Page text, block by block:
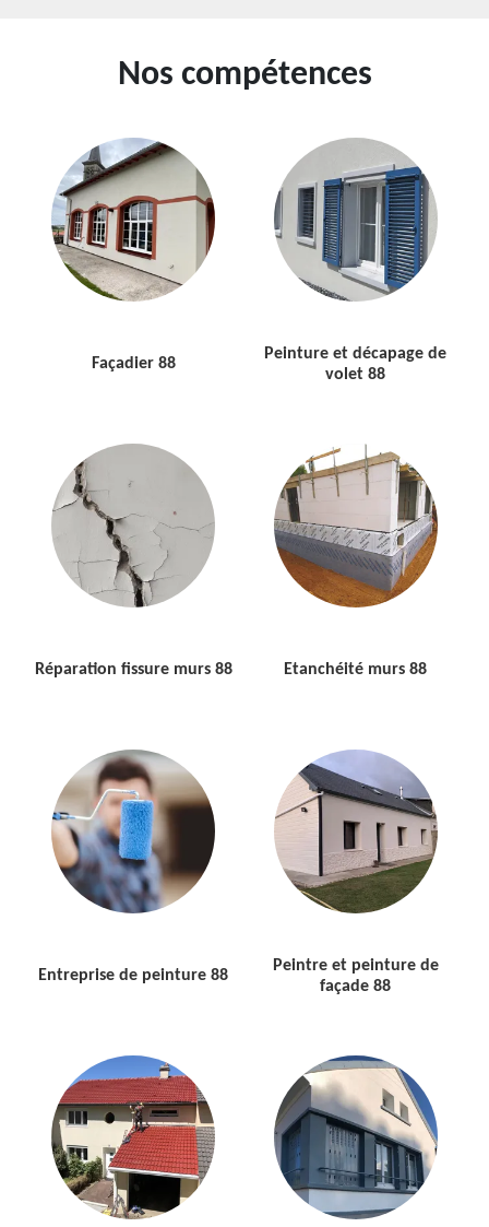
Nos compétences
Façadier 88
Peinture et décapage de
volet 88
Réparation fissure murs 88 Etanchéité murs 88
Entreprise de peinture 88
Peintre et peinture de
façade 88